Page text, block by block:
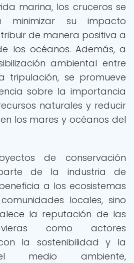
marina, los cruceros se
minimizar su impacto
de manera positiva a
los océanos. Además, a
ambiental entre
tripulación, se promueve
sobre la importancia
naturales y reducir
los mares y océanos del
de conservación
de la industria de
a los ecosistemas
locales, sino
la reputación de las
como actores
la sostenibilidad y la
medio ambiente,